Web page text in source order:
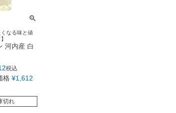
くなる味と値
河内産 白
税込
格 ¥1,612
切れ